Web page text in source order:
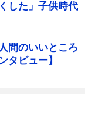
した」子供時代
間のいいところ
タビュー】